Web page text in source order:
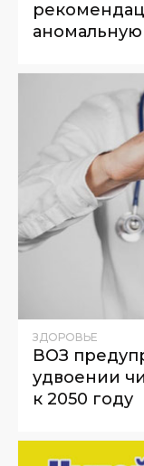
ЗДОРОВЬЕ
ВОЗ
удвоении
к 2050 году